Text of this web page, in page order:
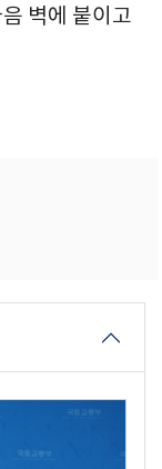
벽에 붙이고